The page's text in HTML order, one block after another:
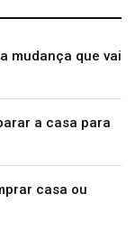
mudança que vai
a casa para
casa ou